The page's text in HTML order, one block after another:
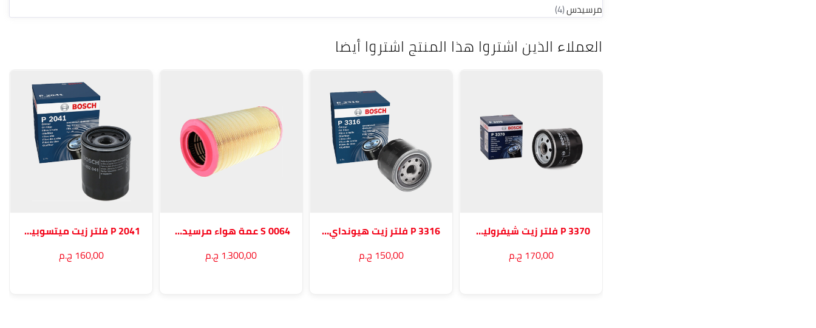
مرسيدس(4)
العملاء الذين اشتروا هذا المنتج اشتروا أيضا
P 2041 فلتر زيت ميتسوبيشي و نيسان
160٫00 ج.م
S 0064 عمة هواء مرسيدس أكتروس
1٬300٫00 ج.م
P 3316 فلتر زيت هيونداي وكيا
150٫00 ج.م
P 3370 فلتر زيت شيفروليه و دايو
170٫00 ج.م